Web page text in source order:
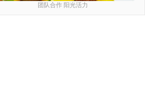
团队合作 阳光活力